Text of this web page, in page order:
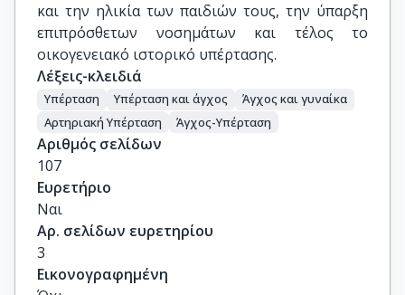
και την ηλικία των παιδιών τους, την ύπαρξη
επιπρόσθετων νοσημάτων και τέλος το
οικογενειακό ιστορικό υπέρτασης.
Λέξεις-κλειδιά
Υπέρταση Υπέρταση και άγχος
Άγχος και γυναίκα
Αρτηριακή Υπέρταση
Άγχος-Υπέρταση
Αριθμός σελίδων
107
Ευρετήριο
Ναι
Αρ. σελίδων ευρετηρίου
3
Εικονογραφημένη